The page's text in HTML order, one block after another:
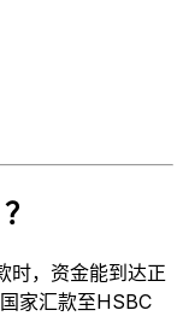
时，资金能到达正
家汇款至HSBC